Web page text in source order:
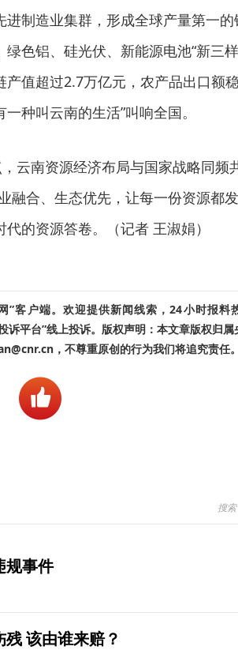
制造业集群，形成全球产量第一的
色铝、硅光伏、新能源电池“新三
值超过2.7万亿元，农产品出口额
种叫云南的生活”叫响全国。
云南资源经济布局与国家战略同频
融合、生态优先，让每一份资源都
的资源答卷。（记者 王淑娟）
”客户端。欢迎提供新闻线索，24小时报料
平台”线上投诉。版权声明：本文章版权归属
，不尊重原创的行为我们将追究责任。
规事件
该由谁来赔？